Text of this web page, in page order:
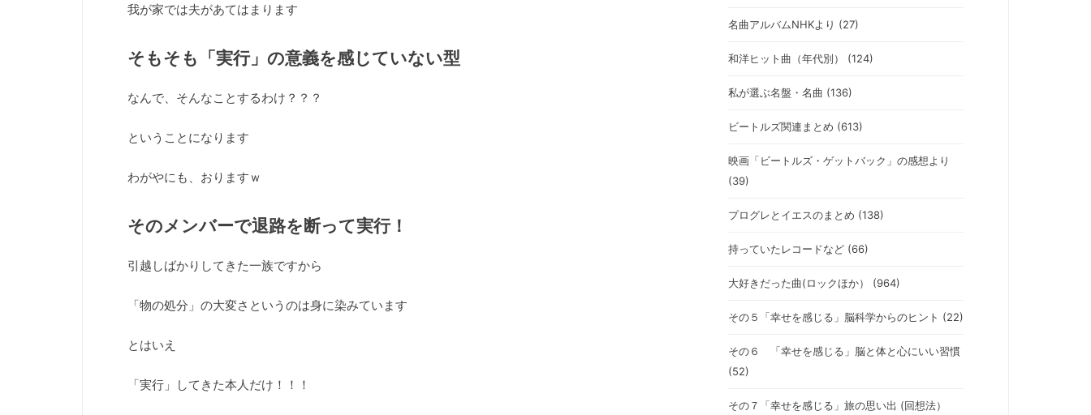
我が家では夫があてはまります
そもそも「実行」の意義を感じていない型
なんで、そんなことするわけ？？？
ということになります
わがやにも、おりますｗ
そのメンバーで退路を断って実行！
引越しばかりしてきた一族ですから
「物の処分」の大変さというのは身に染みています
とはいえ
「実行」してきた本人だけ！！！
名曲アルバムNHKより (27)
和洋ヒット曲（年代別） (124)
私が選ぶ名盤・名曲 (136)
ビートルズ関連まとめ (613)
映画「ビートルズ・ゲットバック」の感想より
(39)
プログレとイエスのまとめ (138)
持っていたレコードなど (66)
大好きだった曲(ロックほか） (964)
その５「幸せを感じる」脳科学からのヒント (22)
その６ 「幸せを感じる」脳と体と心にいい習慣
(52)
その７「幸せを感じる」旅の思い出 (回想法）